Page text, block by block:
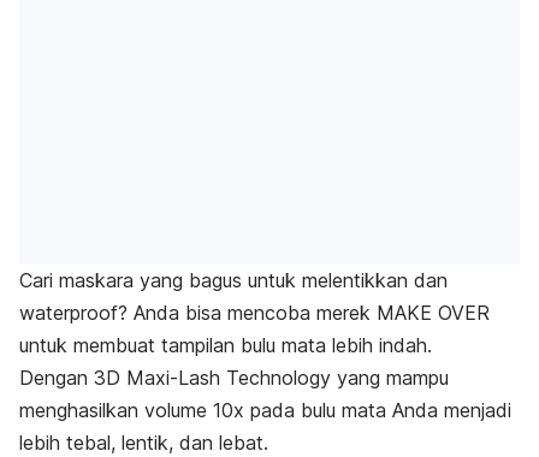
Cari maskara yang bagus untuk melentikkan dan
waterproof? Anda bisa mencoba merek MAKE OVER
untuk membuat tampilan bulu mata lebih indah.
Dengan 3D Maxi-Lash Technology yang mampu
menghasilkan volume 10x pada bulu mata Anda menjadi
lebih tebal, lentik, dan lebat.